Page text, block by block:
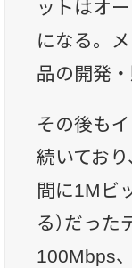
ットはオ
になる。
品の開発
その後も
続いてお
間に1Mビ
る）だった
100Mbps